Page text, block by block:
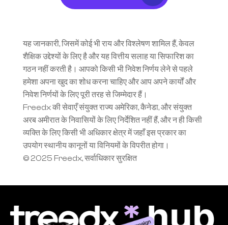
यह जानकारी, जिसमें कोई भी राय और विश्लेषण शामिल हैं, केवल
शैक्षिक उद्देश्यों के लिए है और यह वित्तीय सलाह या सिफारिश का
गठन नहीं करती है। आपको किसी भी निवेश निर्णय लेने से पहले
हमेशा अपना खुद का शोध करना चाहिए और आप अपने कार्यों और
निवेश निर्णयों के लिए पूरी तरह से जिम्मेदार हैं।
Freedx की सेवाएँ संयुक्त राज्य अमेरिका, कैनेडा, और संयुक्त
अरब अमीरात के निवासियों के लिए निर्देशित नहीं हैं, और न ही किसी
व्यक्ति के लिए किसी भी अधिकार क्षेत्र में जहाँ इस प्रकार का
उपयोग स्थानीय कानूनों या विनियमों के विपरीत होगा।
© 2025 Freedx, सर्वाधिकार सुरक्षित